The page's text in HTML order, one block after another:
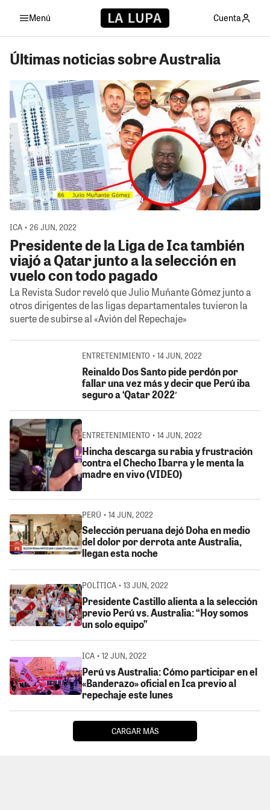
Menú Cuenta
Últimas noticias sobre Australia
ICA • 26 JUN, 2022
Presidente de la Liga de Ica también
viajó a Qatar junto a la selección en
vuelo con todo pagado
La Revista Sudor reveló que Julio Muñante Gómez junto a
otros dirigentes de las ligas departamentales tuvieron la
suerte de subirse al «Avión del Repechaje»
ENTRETENIMIENTO • 14 JUN, 2022
Reinaldo Dos Santo pide perdón por
fallar una vez más y decir que Perú iba
seguro a ‘Qatar 2022′
ENTRETENIMIENTO • 14 JUN, 2022
Hincha descarga su rabia y frustración
contra el Checho Ibarra y le menta la
madre en vivo (VIDEO)
PERÚ • 14 JUN, 2022
Selección peruana dejó Doha en medio
del dolor por derrota ante Australia,
llegan esta noche
POLÍTICA • 13 JUN, 2022
Presidente Castillo alienta a la selección
previo Perú vs. Australia: “Hoy somos
un solo equipo”
ICA • 12 JUN, 2022
Perú vs Australia: Cómo participar en el
«Banderazo» oficial en Ica previo al
repechaje este lunes
CARGAR MÁS